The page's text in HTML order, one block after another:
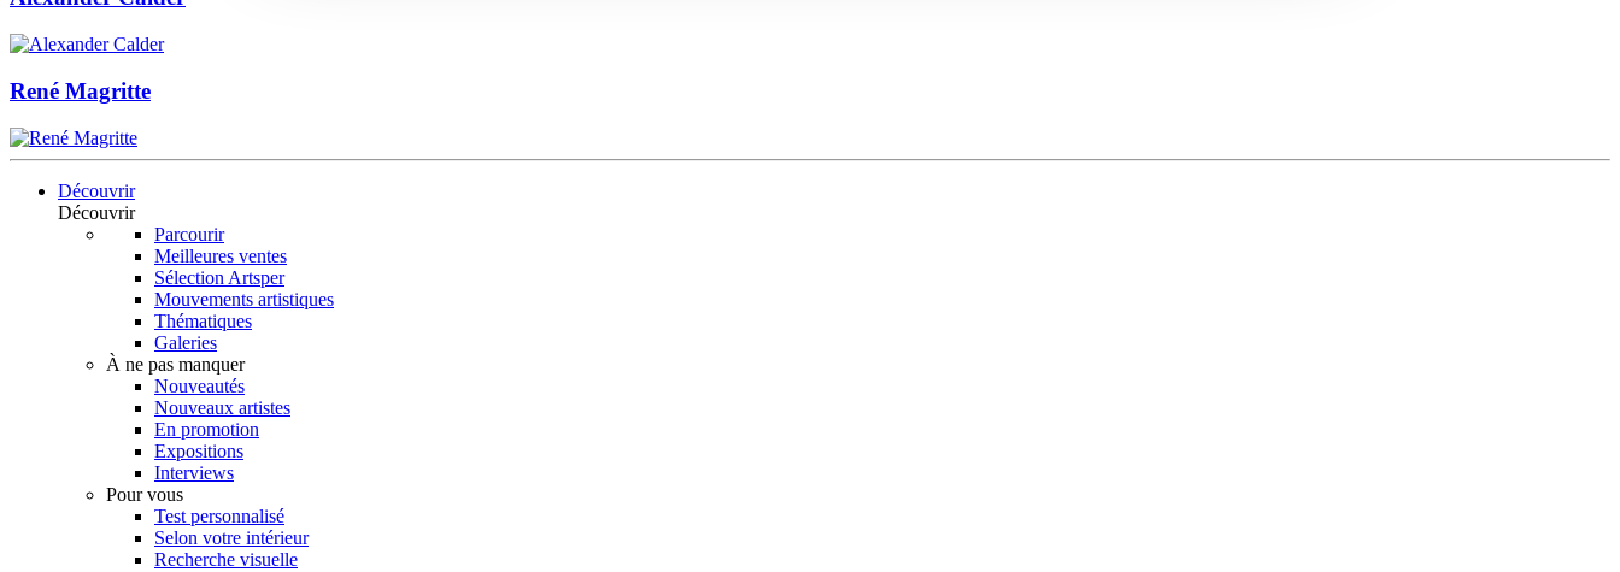
René Magritte
Découvrir
Découvrir
Parcourir
Meilleures ventes
Sélection Artsper
Mouvements artistiques
Thématiques
Galeries
À ne pas manquer
Nouveautés
Nouveaux artistes
En promotion
Expositions
Interviews
Pour vous
Test personnalisé
Selon votre intérieur
Recherche visuelle